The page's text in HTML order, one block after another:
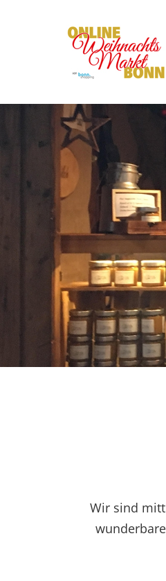
Wir sind